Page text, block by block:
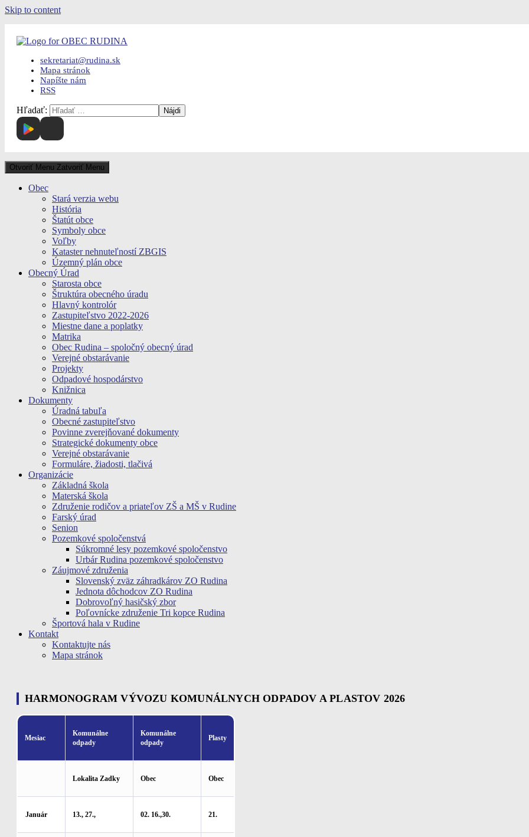
Skip to content
sekretariat@rudina.sk
Mapa stránok
Napíšte nám
RSS
Hľadať:
Otvoriť Menu Zatvoriť Menu
Obec
Stará verzia webu
História
Štatút obce
Symboly obce
Voľby
Kataster nehnuteľností ZBGIS
Územný plán obce
Obecný Úrad
Starosta obce
Štruktúra obecného úradu
Hlavný kontrolór
Zastupiteľstvo 2022-2026
Miestne dane a poplatky
Matrika
Obec Rudina – spoločný obecný úrad
Verejné obstarávanie
Projekty
Odpadové hospodárstvo
Knižnica
Dokumenty
Úradná tabuľa
Obecné zastupiteľstvo
Povinne zverejňované dokumenty
Strategické dokumenty obce
Verejné obstarávanie
Formuláre, žiadosti, tlačivá
Organizácie
Základná škola
Materská škola
Združenie rodičov a priateľov ZŠ a MŠ v Rudine
Farský úrad
Senion
Pozemkové spoločenstvá
Súkromné lesy pozemkové spoločenstvo
Urbár Rudina pozemkové spoločenstvo
Záujmové združenia
Slovenský zväz záhradkárov ZO Rudina
Jednota dôchodcov ZO Rudina
Dobrovoľný hasičský zbor
Poľovnícke združenie Tri kopce Rudina
Športová hala v Rudine
Kontakt
Kontaktujte nás
Mapa stránok
HARMONOGRAM VÝVOZU KOMUNÁLNYCH ODPADOV A PLASTOV 2026
Mesiac
Komunálne
odpady
Komunálne
odpady
Plasty
Lokalita Zadky Obec Obec
Január 13., 27., 02. 16.,30. 21.